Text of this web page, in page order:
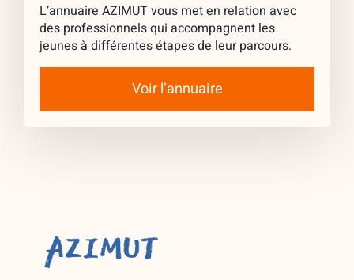
L’annuaire AZIMUT vous met en relation avec
des professionnels qui accompagnent les
jeunes à différentes étapes de leur parcours.
Voir l’annuaire